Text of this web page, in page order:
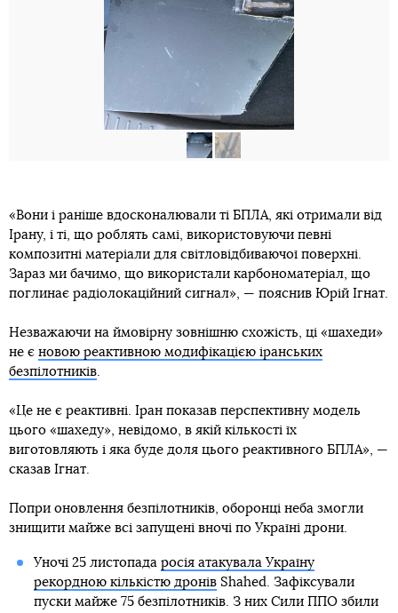
«Вони і раніше вдосконалювали ті БПЛА, які отримали від
Ірану, і ті, що роблять самі, використовуючи певні
композитні матеріали для світловідбиваючої поверхні.
Зараз ми бачимо, що використали карбономатеріал, що
поглинає радіолокаційний сигнал», — пояснив Юрій Ігнат.
Незважаючи на ймовірну зовнішню схожість, ці «шахеди»
не є новою реактивною модифікацією іранських
безпілотників
«Це не є реактивні. Іран показав перспективну модель
цього «шахеду», невідомо, в якій кількості їх
виготовляють і яка буде доля цього реактивного БПЛА», —
сказав Ігнат.
Попри оновлення безпілотників, оборонці неба змогли
знищити майже всі запущені вночі по Україні дрони.
Уночі 25 листопада росія атакувала Україну
рекордною кількістю дронівShahed. Зафіксували
пуски майже 75 безпілотників. З них Сили ППО збили